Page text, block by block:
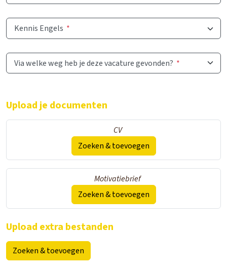
Kennis Engels *
Via welke weg heb je deze vacature gevonden? *
Upload je documenten
CV
Zoeken & toevoegen
Motivatiebrief
Zoeken & toevoegen
Upload extra bestanden
Zoeken & toevoegen